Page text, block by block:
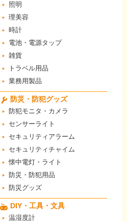
照明
理美容
時計
電池・電源タップ
雑貨
トラベル用品
業務用製品
防災・防犯グッズ
防犯モニタ・カメラ
センサーライト
セキュリティアラーム
セキュリティチャイム
懐中電灯・ライト
防災・防犯用品
防災グッズ
DIY・工具・文具
温湿度計